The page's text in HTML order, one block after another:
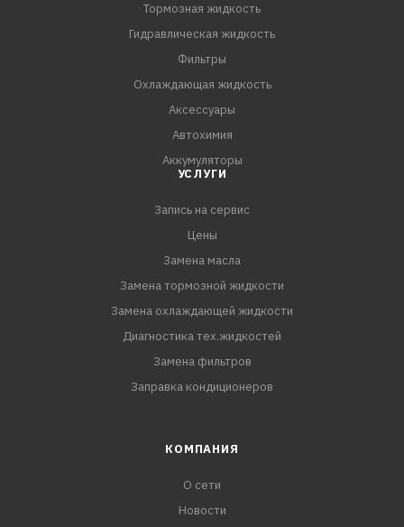
Тормозная жидкость
Гидравлическая жидкость
Фильтры
Охлаждающая жидкость
Аксессуары
Автохимия
Аккумуляторы
УСЛУГИ
Запись на сервис
Цены
Замена масла
Замена тормозной жидкости
Замена охлаждающей жидкости
Диагностика тех.жидкостей
Замена фильтров
Заправка кондиционеров
КОМПАНИЯ
О сети
Новости